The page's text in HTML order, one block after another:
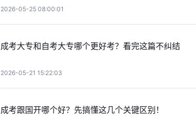
2026-05-25 08:00:01
成考大专和自考大专哪个更好考？看完这篇不纠结
2026-05-21 15:22:03
成考跟国开哪个好？先搞懂这几个关键区别！